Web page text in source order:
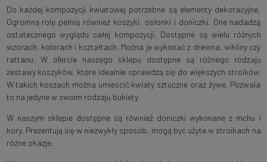
Do każdej kompozycji kwiatowej potrzebne są elementy dekoracyjne.
Ogromną rolę pełnią również koszyki, osłonki i doniczki. One nadadzą
ostatecznego wyglądu całej kompozycji. Dostępne są wielu różnych
wzorach, kolorach i kształtach. Można je wykonać z drewna, wikliny czy
rattanu. W ofercie naszego sklepu dostępne są różnego rodzaju
zestawy koszyków, które idealnie sprawdzą się do większych stroików.
W takich koszach można umieścić kwiaty sztuczne oraz żywe. Pozwala
to na jedyne w swoim rodzaju bukiety.
W naszym sklepie dostępne są również doniczki wykonane z mchu i
kory. Prezentują się w niezwykły sposób, mogą być użyte w stroikach na
różne okazje.